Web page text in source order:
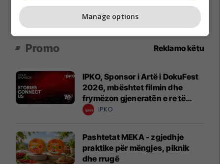
Promo Reklamo këtu
IPKO, Sponsor i Artë i DokuFest
2026, mbështet filmin dhe
frymëzon gjeneratën e re të
krijuesve
IPKO
Pashtetat MEKA - zgjedhje
praktike për mëngjes, piknik
dhe rrugë
Manage options